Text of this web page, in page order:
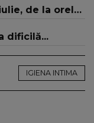
de la orele
dificilă...
IGIENA INTIMA